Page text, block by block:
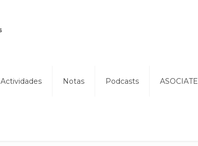
Actividades Notas Podcasts ASOCIATE